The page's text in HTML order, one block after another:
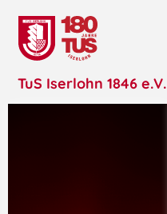
TuS Iserlohn 1846 e.V.